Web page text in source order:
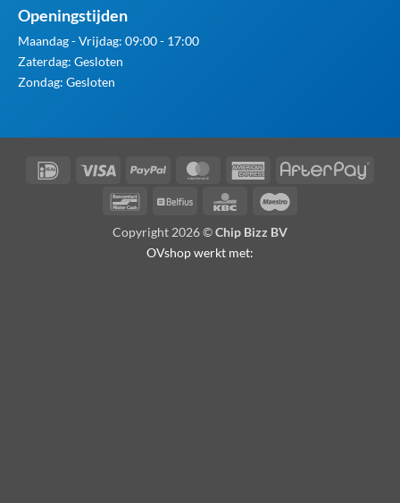
Openingstijden
Maandag - Vrijdag: 09:00 - 17:00
Zaterdag: Gesloten
Zondag: Gesloten
IDeal Visa PayPal MasterCardAmerican
BancontactBelfius KBC
Copyright 2026 ©Chip Bizz BV
OVshop werkt met: